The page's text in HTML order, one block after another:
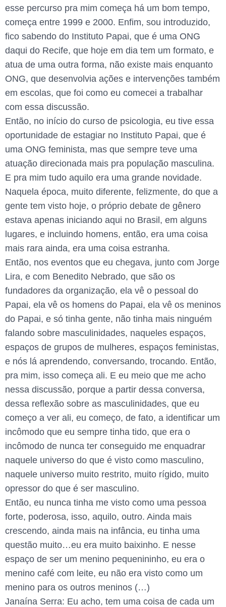
esse percurso pra mim começa há um bom tempo,
começa entre 1999 e 2000. Enfim, sou introduzido,
fico sabendo do Instituto Papai, que é uma ONG
daqui do Recife, que hoje em dia tem um formato, e
atua de uma outra forma, não existe mais enquanto
ONG, que desenvolvia ações e intervenções também
em escolas, que foi como eu comecei a trabalhar
com essa discussão.
Então, no início do curso de psicologia, eu tive essa
oportunidade de estagiar no Instituto Papai, que é
uma ONG feminista, mas que sempre teve uma
atuação direcionada mais pra população masculina.
E pra mim tudo aquilo era uma grande novidade.
Naquela época, muito diferente, felizmente, do que a
gente tem visto hoje, o próprio debate de gênero
estava apenas iniciando aqui no Brasil, em alguns
lugares, e incluindo homens, então, era uma coisa
mais rara ainda, era uma coisa estranha.
Então, nos eventos que eu chegava, junto com Jorge
Lira, e com Benedito Nebrado, que são os
fundadores da organização, ela vê o pessoal do
Papai, ela vê os homens do Papai, ela vê os meninos
do Papai, e só tinha gente, não tinha mais ninguém
falando sobre masculinidades, naqueles espaços,
espaços de grupos de mulheres, espaços feministas,
e nós lá aprendendo, conversando, trocando. Então,
pra mim, isso começa ali. E eu meio que me acho
nessa discussão, porque a partir dessa conversa,
dessa reflexão sobre as masculinidades, que eu
começo a ver ali, eu começo, de fato, a identificar um
incômodo que eu sempre tinha tido, que era o
incômodo de nunca ter conseguido me enquadrar
naquele universo do que é visto como masculino,
naquele universo muito restrito, muito rígido, muito
opressor do que é ser masculino.
Então, eu nunca tinha me visto como uma pessoa
forte, poderosa, isso, aquilo, outro. Ainda mais
crescendo, ainda mais na infância, eu tinha uma
questão muito…eu era muito baixinho. E nesse
espaço de ser um menino pequenininho, eu era o
menino café com leite, eu não era visto como um
menino para os outros meninos (…)
Janaína Serra: Eu acho, tem uma coisa de cada um